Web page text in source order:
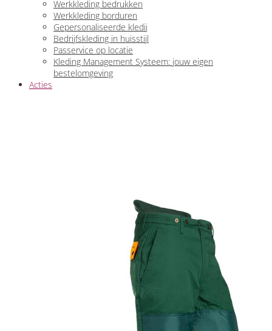
Werkkleding bedrukken
Werkkleding borduren
Gepersonaliseerde kledij
Bedrijfskleding in huisstijl
Passervice op locatie
Kleding Management Systeem: jouw eigen
bestelomgeving
Acties